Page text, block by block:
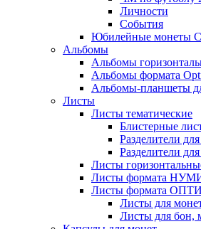
Личности
События
Юбилейные монеты
Альбомы
Альбомы
Альбомы формата
Альбомы-планшеты
Листы
Листы тематические
Блистерные
Разделители
Разделители
Листы
Листы формата
Листы формата
Листы для
Листы для бон,